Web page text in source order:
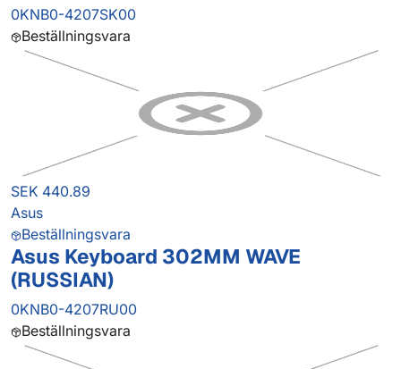
0KNB0-4207SK00
Beställningsvara
SEK 440.89
Asus
Beställningsvara
Asus Keyboard 302MM WAVE
(RUSSIAN)
0KNB0-4207RU00
Beställningsvara